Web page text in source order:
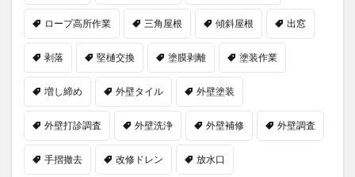
ロープ高所作業 三角屋根 傾斜屋根 出窓
剥落 堅樋交換 塗膜剥離 塗装作業
増し締め 外壁タイル 外壁塗装
外壁打診調査 外壁洗浄 外壁補修 外壁調査
手摺撤去 改修ドレン 放水口